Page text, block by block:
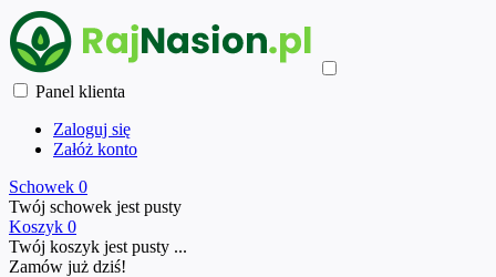
Panel klienta
Zaloguj się
Załóż konto
Schowek 0
Twój schowek jest pusty
Koszyk 0
Twój koszyk jest pusty ...
Zamów już dziś!